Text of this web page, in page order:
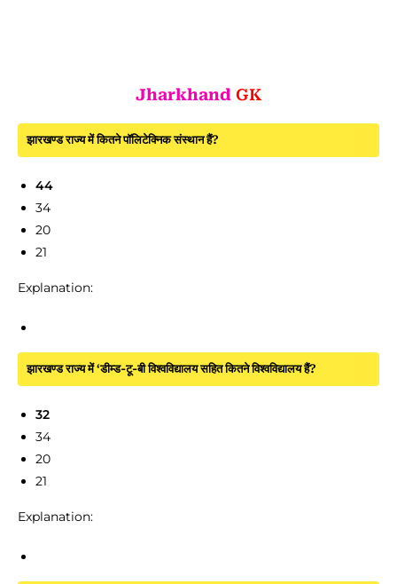
Jharkhand GK
झारखण्ड राज्य में कितने पॉलिटेक्निक संस्थान हैं?
44
34
20
21
Explanation:
झारखण्ड राज्य में ‘डीम्ड-टू-बी विश्वविद्यालय सहित कितने विश्वविद्यालय हैं?
32
34
20
21
Explanation: